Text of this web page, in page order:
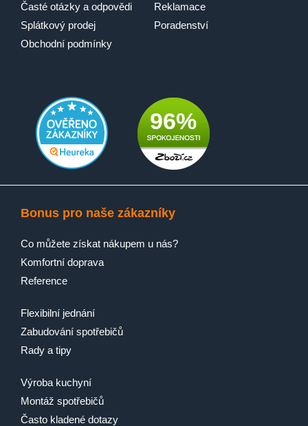
Časté otázky a odpovědi
Splátkový prodej
Obchodní podmínky
Reklamace
Poradenství
96%
Bonus pro naše zákazníky
Co můžete získat nákupem u nás?
Komfortní doprava
Reference
Flexibilní jednání
Zabudování spotřebičů
Rady a tipy
Výroba kuchyní
Montáž spotřebičů
Často kladené dotazy